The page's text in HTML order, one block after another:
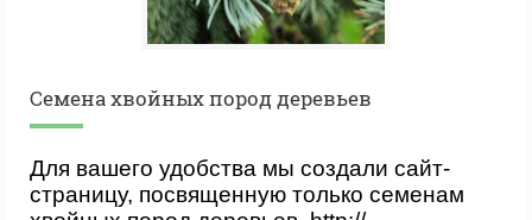
Cемена хвойных пород деревьев
Для вашего удобства мы создали сайт-
страницу, посвященную только семенам